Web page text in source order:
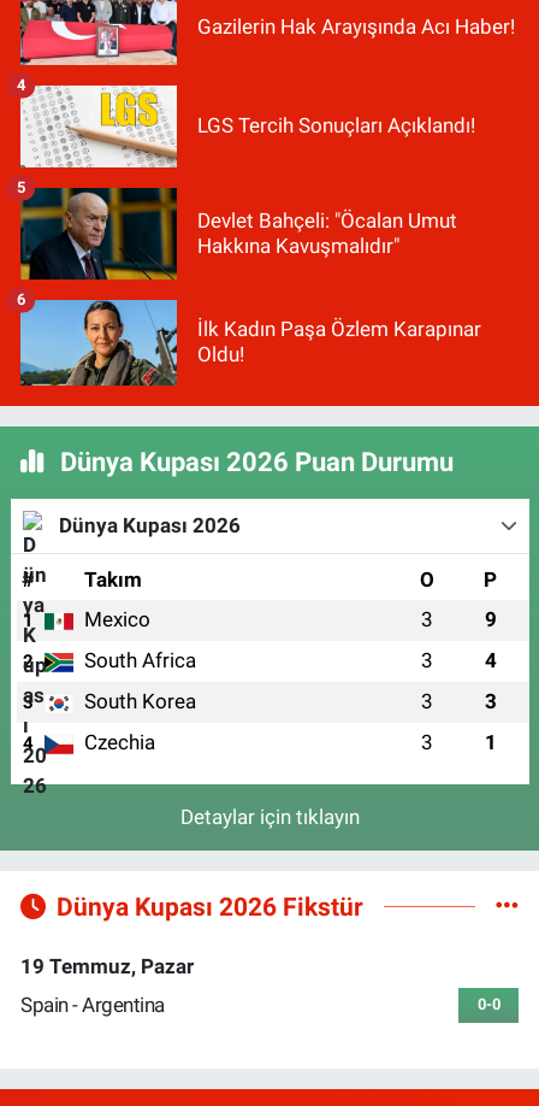
Gazilerin Hak Arayışında Acı Haber!
LGS Tercih Sonuçları Açıklandı!
4
Devlet Bahçeli: "Öcalan Umut
Hakkına Kavuşmalıdır"
5
İlk Kadın Paşa Özlem Karapınar
Oldu!
6
Dünya Kupası 2026 Puan Durumu
Dünya Kupası 2026
# Takım O P
1 Mexico 3 9
2 South Africa 3 4
3 South Korea 3 3
4 Czechia 3 1
Detaylar için tıklayın
Dünya Kupası 2026 Fikstür
19 Temmuz, Pazar
Spain - Argentina
0-0